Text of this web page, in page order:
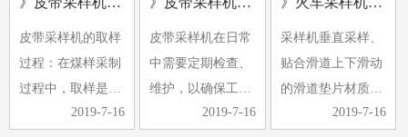
一起放置，形成完
整的称重…
来，由于煤样要求
的提高和…
碎机卡住。
2、采…
皮带采样机的取样
过程：在煤样采制
过程中，取样是采
制中的重要环节，
2019-7-16
皮带采样机在日常
中需要定期检查、
维护，以确保工作
的顺利进行，同时
2019-7-16
采样机垂直采样、
贴合滑道上下滑动
的滑道垫片材质采
用铜板，其耐磨性
2019-7-16